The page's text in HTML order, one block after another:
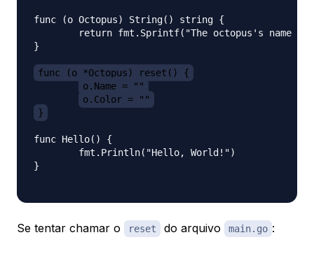
func (o Octopus) String() string {
}
func (o *Octopus) reset() {
o.Name = ""
o.Color = ""
}
func Hello() {
}
Se tentar chamar o reset do arquivo main.go :